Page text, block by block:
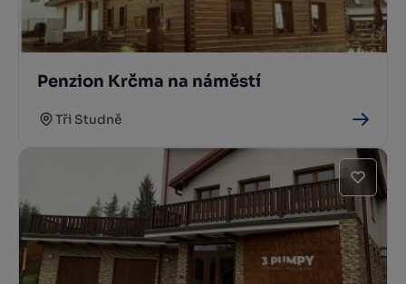
Penzion Krčma na náměstí
Tři Studně